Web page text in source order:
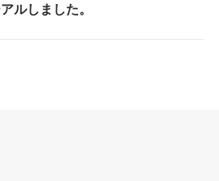
ルしました。